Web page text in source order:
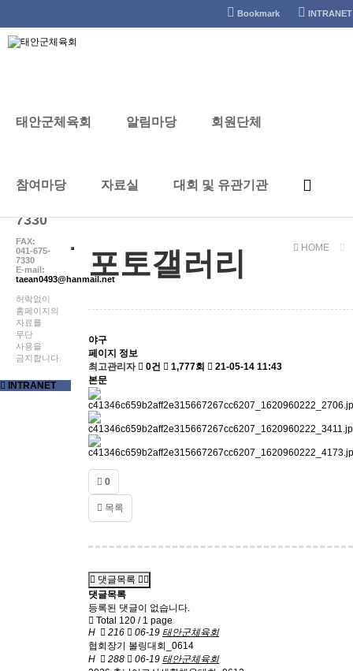
Bookmark INTRANET
태안군체육회 알림마당 회원단체
참여마당 자료실 대회 및 유관기관
포토갤러리 HOME
야구
페이지 정보
최고관리자
0건 1,777회
21-05-14 11:43
본문
0
목록
댓글목록
댓글목록
등록된 댓글이 없습니다.
Total 120 /1 page
H
216 06-19 태안군체육회
협회장기 볼링대회_0614
H
288 06-19 태안군체육회
041-
7330
FAX:
041-675-
7330
E-mail:
taean0493@hanmail.net
허락없이
홈페이지의
자료를
무단
사용을
금지합니다.
INTRANET